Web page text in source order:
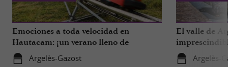
Emociones a toda velocidad en
Hautacam: ¡un verano lleno de
adrenalina!
Argelès-Gazost
El valle de
Argelès-